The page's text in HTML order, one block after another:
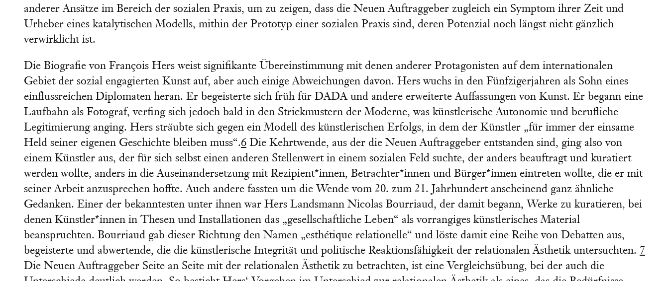
anderer Ansätze im Bereich der sozialen Praxis, um zu zeigen, dass die Neuen Auftraggeber zugleich ein Symptom ihrer Zeit und
Urheber eines katalytischen Modells, mithin der Prototyp einer sozialen Praxis sind, deren Potenzial noch längst nicht gänzlich
verwirklicht ist.
Die Biografie von François Hers weist signifikante Übereinstimmung mit denen anderer Protagonisten auf dem internationalen
Gebiet der sozial engagierten Kunst auf, aber auch einige Abweichungen davon. Hers wuchs in den Fünfzigerjahren als Sohn eines
einflussreichen Diplomaten heran. Er begeisterte sich früh für DADA und andere erweiterte Auffassungen von Kunst. Er begann eine
Laufbahn als Fotograf, verfing sich jedoch bald in den Strickmustern der Moderne, was künstlerische Autonomie und berufliche
Legitimierung anging. Hers sträubte sich gegen ein Modell des künstlerischen Erfolgs, in dem der Künstler „für immer der einsame
Held seiner eigenen Geschichte bleiben muss“.6 Die Kehrtwende, aus der die Neuen Auftraggeber entstanden sind, ging also von
einem Künstler aus, der für sich selbst einen anderen Stellenwert in einem sozialen Feld suchte, der anders beauftragt und kuratiert
werden wollte, anders in die Auseinandersetzung mit Rezipient*innen, Betrachter*innen und Bürger*innen eintreten wollte, die er mit
seiner Arbeit anzusprechen hoffte. Auch andere fassten um die Wende vom 20. zum 21. Jahrhundert anscheinend ganz ähnliche
Gedanken. Einer der bekanntesten unter ihnen war Hers Landsmann Nicolas Bourriaud, der damit begann, Werke zu kuratieren, bei
denen Künstler*innen in Thesen und Installationen das „gesellschaftliche Leben“ als vorrangiges künstlerisches Material
beanspruchten. Bourriaud gab dieser Richtung den Namen „esthétique relationelle“ und löste damit eine Reihe von Debatten aus,
begeisterte und abwertende, die die künstlerische Integrität und politische Reaktionsfähigkeit der relationalen Ästhetik untersuchten. 7
Die Neuen Auftraggeber Seite an Seite mit der relationalen Ästhetik zu betrachten, ist eine Vergleichsübung, bei der auch die